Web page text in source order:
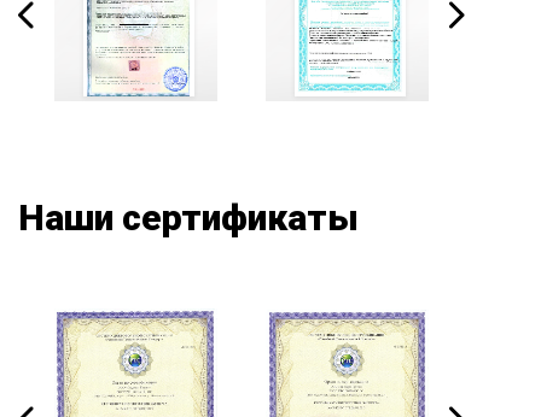
Наши сертификаты